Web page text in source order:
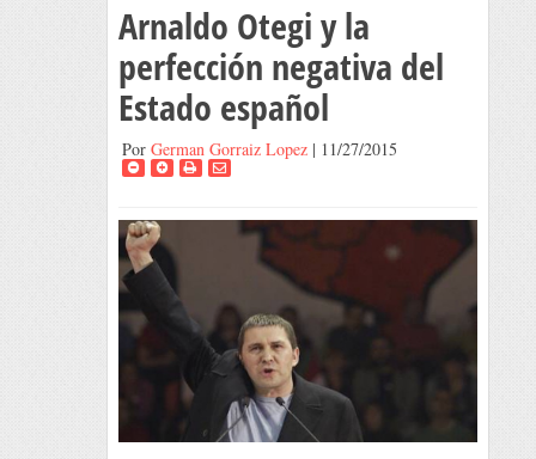
Arnaldo Otegi y la
perfección negativa del
Estado español
Por German Gorraiz Lopez| 11/27/2015